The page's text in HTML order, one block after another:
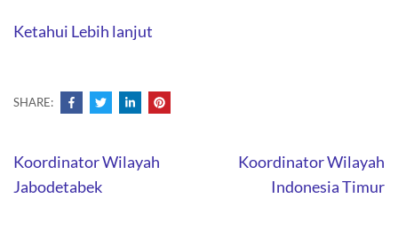
Ketahui Lebih lanjut
SHARE:
Post
navigation
Koordinator Wilayah
Jabodetabek
Koordinator Wilayah
Indonesia Timur